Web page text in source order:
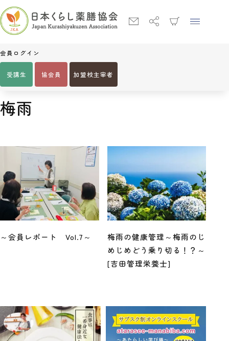
会員ログイン
受講生 協会員 加盟校主宰者
Home
梅雨
～会員レポート Vol.7～
梅雨の健康管理～梅雨のじ
めじめどう乗り切る！？～
[吉田管理栄養士]